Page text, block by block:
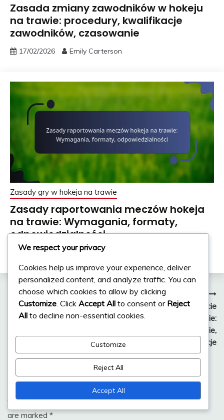
Zasada zmiany zawodników w hokeju
na trawie: procedury, kwalifikacje
zawodników, czasowanie
17/02/2026 Emily Carterson
Zasady gry w hokeja na trawie
Zasady raportowania meczów hokeja
na trawie: Wymagania, formaty,
odpowiedzialności
16/02/2026 Emily Carterson
Post
navigation
Previous:
Kara za opóźnienie gry w
hokeju na trawie: sytuacje,
Kara za niewłaściwe użycie
sprzętu do hokeja na trawie:
Przykłady, egzekwowanie,
konsekwencje
Leave a Reply
are marked *
We respect your privacy
Cookies help us improve your experience, deliver
personalized content, and analyze traffic. You can
choose which cookies to allow by clicking
Customize . Click Accept All to consent or Reject
All to decline non-essential cookies.
Customize
Reject All
Accept All